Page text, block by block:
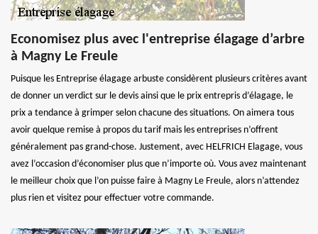
Economisez plus avec l'entreprise élagage d’arbre
à Magny Le Freule
Puisque les Entreprise élagage arbuste considèrent plusieurs critères avant
de donner un verdict sur le devis ainsi que le prix entrepris d’élagage, le
prix a tendance à grimper selon chacune des situations. On aimera tous
avoir quelque remise à propos du tarif mais les entreprises n’offrent
généralement pas grand-chose. Justement, avec HELFRICH Elagage, vous
avez l’occasion d’économiser plus que n’importe où. Vous avez maintenant
le meilleur choix que l’on puisse faire à Magny Le Freule, alors n’attendez
plus rien et visitez pour effectuer votre commande.